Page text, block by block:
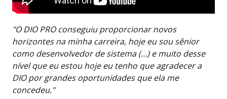
"O DIO PRO conseguiu proporcionar novos
horizontes na minha carreira, hoje eu sou sênior
como desenvolvedor de sistema (…) e muito desse
nível que eu estou hoje eu tenho que agradecer a
DIO por grandes oportunidades que ela me
concedeu."